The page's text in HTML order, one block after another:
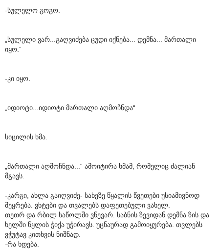
-სულელო გოგო.
„სულელი ვარ...გაღვიძება ცუდი იქნება... დემნა... მართალი
იყო.“
-კი იყო.
„იდიოტი...იდიოტი მართალი აღმოჩნდა“
სიცილის ხმა.
„მართალი აღმოჩნდა...“ ამოიტირა ხმამ, რომელიც ძალიან
მგავს.
-კარგი, ახლა გაიღვიძე- სახეზე წყალის წვეთები უსიამივნოდ
მეყრება. ვხტები და თვალებს დაფეთებული ვახელ.
თეთრ და რბილ საწოლში ვწევარ. საბნის ზევიდან დემნა ზის და
ხელში წყლის ჭიქა უჭირავს. უცნაურად გამოიყურება. თვლებს
ვჭუტავ კითხვის ნიშნად.
-რა ხდება.